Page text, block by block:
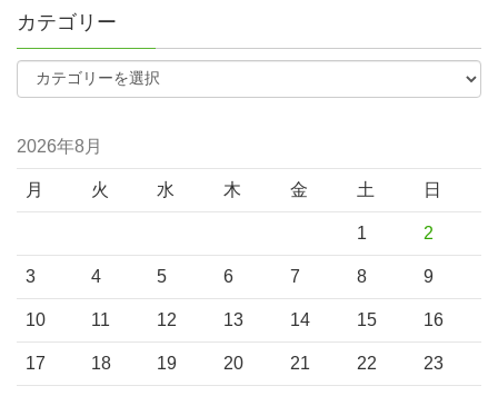
カテゴリー
2026年8月
月 火 水 木 金 土 日
1 2
3 4 5 6 7 8 9
10 11 12 13 14 15 16
17 18 19 20 21 22 23